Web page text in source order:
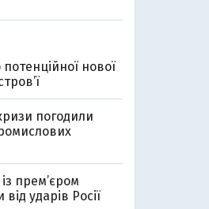
нової
погодили
прем’єром
ударів Росії